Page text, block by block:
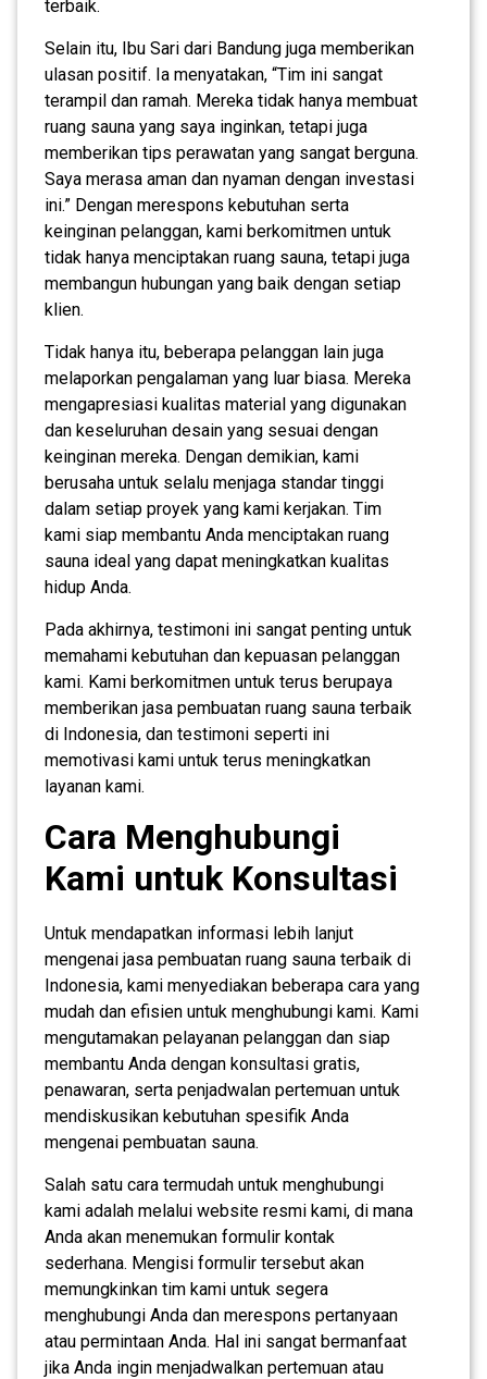
terbaik.
Selain itu, Ibu Sari dari Bandung juga memberikan
ulasan positif. Ia menyatakan, “Tim ini sangat
terampil dan ramah. Mereka tidak hanya membuat
ruang sauna yang saya inginkan, tetapi juga
memberikan tips perawatan yang sangat berguna.
Saya merasa aman dan nyaman dengan investasi
ini.” Dengan merespons kebutuhan serta
keinginan pelanggan, kami berkomitmen untuk
tidak hanya menciptakan ruang sauna, tetapi juga
membangun hubungan yang baik dengan setiap
klien.
Tidak hanya itu, beberapa pelanggan lain juga
melaporkan pengalaman yang luar biasa. Mereka
mengapresiasi kualitas material yang digunakan
dan keseluruhan desain yang sesuai dengan
keinginan mereka. Dengan demikian, kami
berusaha untuk selalu menjaga standar tinggi
dalam setiap proyek yang kami kerjakan. Tim
kami siap membantu Anda menciptakan ruang
sauna ideal yang dapat meningkatkan kualitas
hidup Anda.
Pada akhirnya, testimoni ini sangat penting untuk
memahami kebutuhan dan kepuasan pelanggan
kami. Kami berkomitmen untuk terus berupaya
memberikan jasa pembuatan ruang sauna terbaik
di Indonesia, dan testimoni seperti ini
memotivasi kami untuk terus meningkatkan
layanan kami.
Cara Menghubungi
Kami untuk Konsultasi
Untuk mendapatkan informasi lebih lanjut
mengenai jasa pembuatan ruang sauna terbaik di
Indonesia, kami menyediakan beberapa cara yang
mudah dan efisien untuk menghubungi kami. Kami
mengutamakan pelayanan pelanggan dan siap
membantu Anda dengan konsultasi gratis,
penawaran, serta penjadwalan pertemuan untuk
mendiskusikan kebutuhan spesifik Anda
mengenai pembuatan sauna.
Salah satu cara termudah untuk menghubungi
kami adalah melalui website resmi kami, di mana
Anda akan menemukan formulir kontak
sederhana. Mengisi formulir tersebut akan
memungkinkan tim kami untuk segera
menghubungi Anda dan merespons pertanyaan
atau permintaan Anda. Hal ini sangat bermanfaat
jika Anda ingin menjadwalkan pertemuan atau